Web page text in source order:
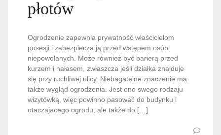
płotów
Ogrodzenie zapewnia prywatność właścicielom
posesji i zabezpiecza ją przed wstępem osób
niepowołanych. Może również być barierą przed
kurzem i hałasem, zwłaszcza jeśli działka znajduje
się przy ruchliwej ulicy. Niebagatelne znaczenie ma
także wygląd ogrodzenia. Jest ono swego rodzaju
wizytówką, więc powinno pasować do budynku i
otaczajacego ogrodu, ale także do […]